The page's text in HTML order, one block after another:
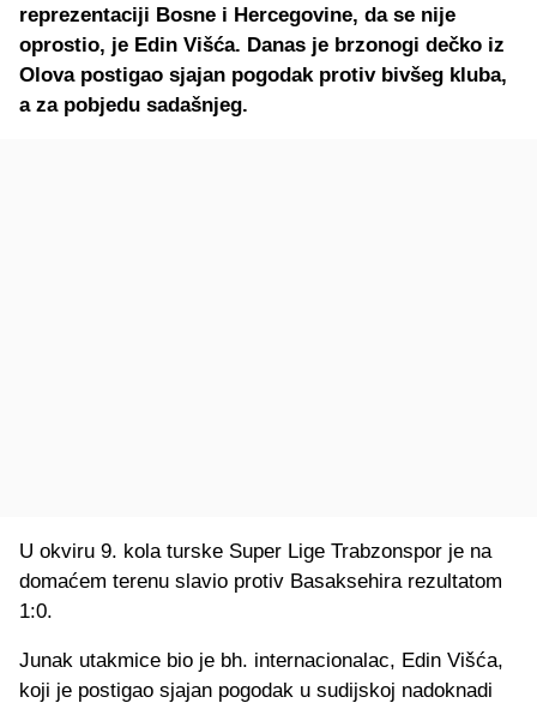
reprezentaciji Bosne i Hercegovine, da se nije
oprostio, je Edin Višća. Danas je brzonogi dečko iz
Olova postigao sjajan pogodak protiv bivšeg kluba,
a za pobjedu sadašnjeg.
U okviru 9. kola turske Super Lige Trabzonspor je na
domaćem terenu slavio protiv Basaksehira rezultatom
1:0.
Junak utakmice bio je bh. internacionalac, Edin Višća,
koji je postigao sjajan pogodak u sudijskoj nadoknadi